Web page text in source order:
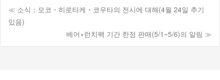
포
스
≪ 소식：모코・히로타케・코우타의 전시에 대해(4월 24일 추기
있음)
베어×런치팩 기간 한정 판매(5/1~5/6)의 알림 ≫